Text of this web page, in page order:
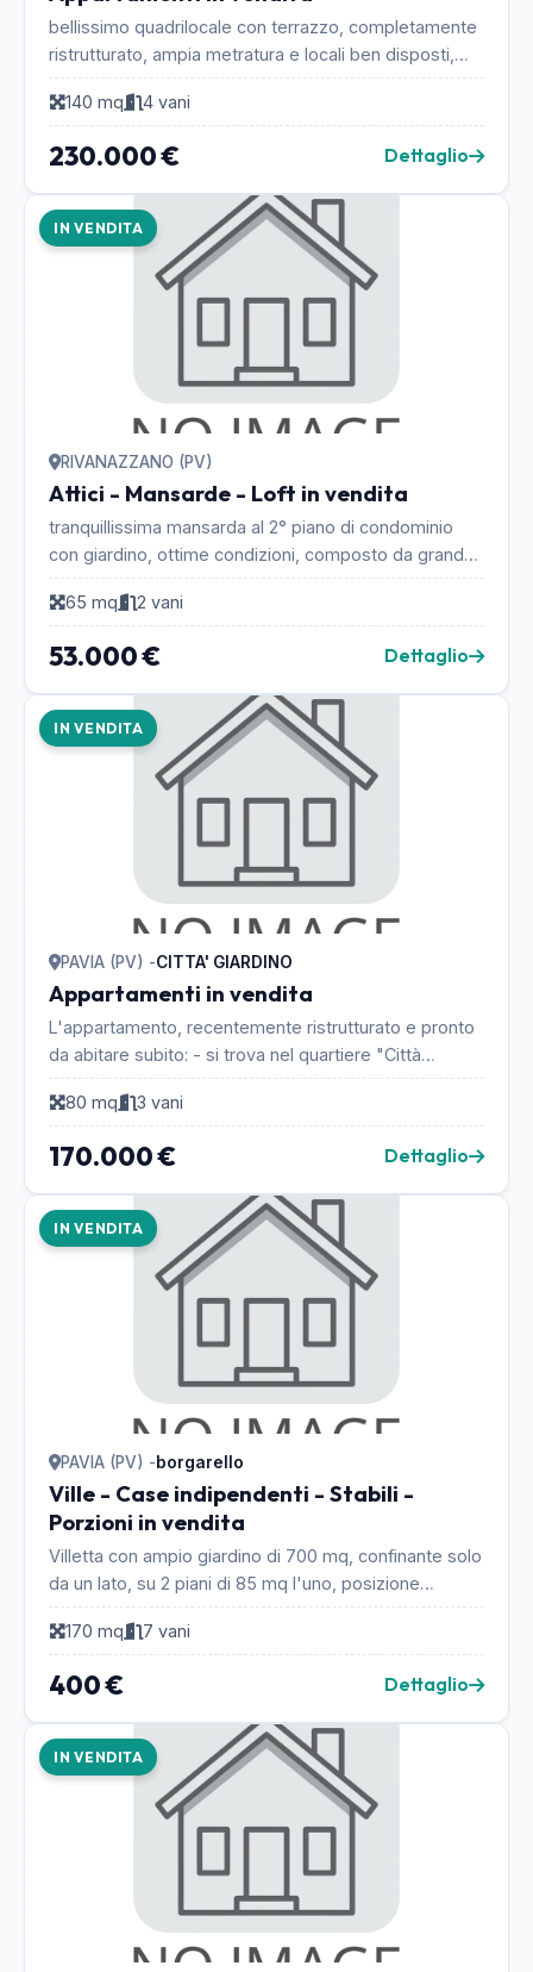
bellissimo quadrilocale con terrazzo, completamente
ristrutturato, ampia metratura e locali ben disposti,
ampio ingresso, sala, cucina super abitabile...
140 mq
4 vani
230.000 € Dettaglio
IN VENDITA
RIVANAZZANO (PV)
Attici - Mansarde - Loft in vendita
tranquillissima mansarda al 2° piano di condominio
con giardino, ottime condizioni, composto da grande
locale open space con camino, angolo cottura, b...
65 mq
2 vani
53.000 € Dettaglio
IN VENDITA
PAVIA (PV) -CITTA' GIARDINO
Appartamenti in vendita
L'appartamento, recentemente ristrutturato e pronto
da abitare subito: - si trova nel quartiere "Città
Giardino", in una zona verde e tranquilla vicin...
80 mq
3 vani
170.000 € Dettaglio
IN VENDITA
PAVIA (PV) -borgarello
Ville - Case indipendenti - Stabili -
Porzioni in vendita
Villetta con ampio giardino di 700 mq, confinante solo
da un lato, su 2 piani di 85 mq l'uno, posizione
tranquilla, ben arredata e in buono stato....
170 mq
7 vani
400 € Dettaglio
IN VENDITA